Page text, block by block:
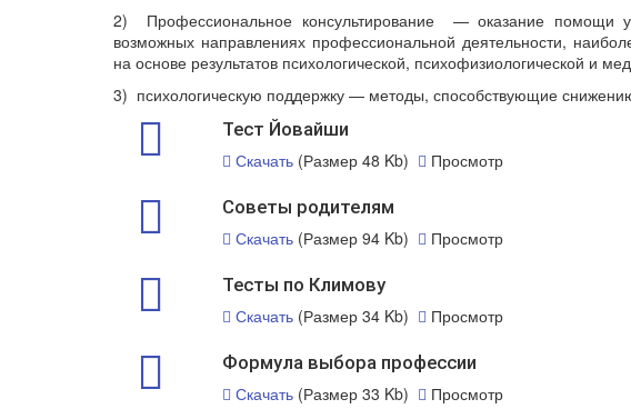
2) Профессиональное консультирование — оказание помощи
возможных направлениях профессиональной деятельности,
на основе результатов психологической, психофизиологической и
3) психологическую поддержку — методы, способствующие
Тест Йовайши
Скачать(Размер 48 Kb) Просмотр
Советы родителям
Скачать(Размер 94 Kb) Просмотр
Тесты по Климову
Скачать(Размер 34 Kb) Просмотр
Формула выбора профессии
Скачать(Размер 33 Kb) Просмотр